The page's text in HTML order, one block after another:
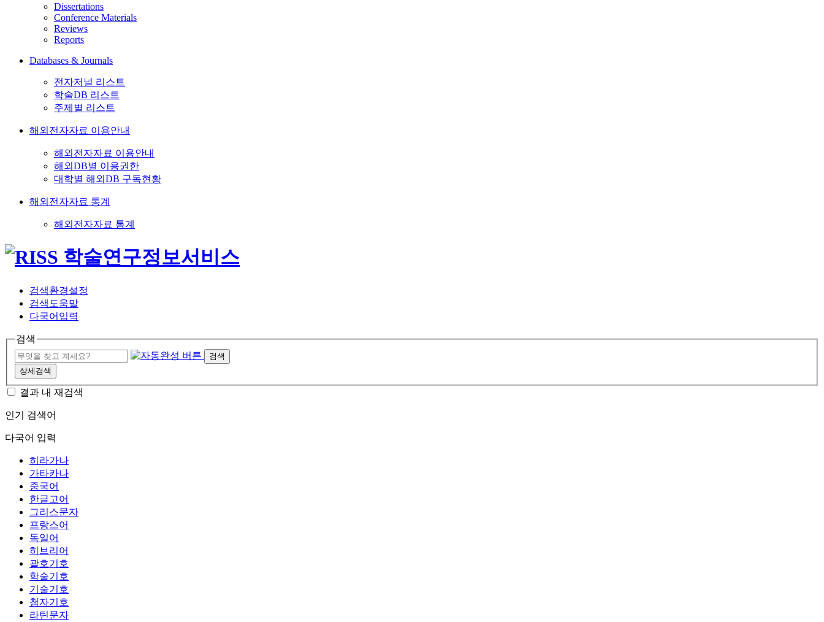
Dissertations
Conference Materials
Reviews
Reports
Databases & Journals
전자저널 리스트
학술DB 리스트
주제별 리스트
해외전자자료 이용안내
해외전자자료 이용안내
해외DB별 이용권한
대학별 해외DB 구독현황
해외전자자료 통계
해외전자자료 통계
검색환경설정
검색도움말
다국어입력
검색
검색
상세검색
결과 내 재검색
인기 검색어
다국어 입력
히라가나
가타카나
중국어
한글고어
그리스문자
프랑스어
독일어
히브리어
괄호기호
학술기호
기술기호
첨자기호
라틴문자